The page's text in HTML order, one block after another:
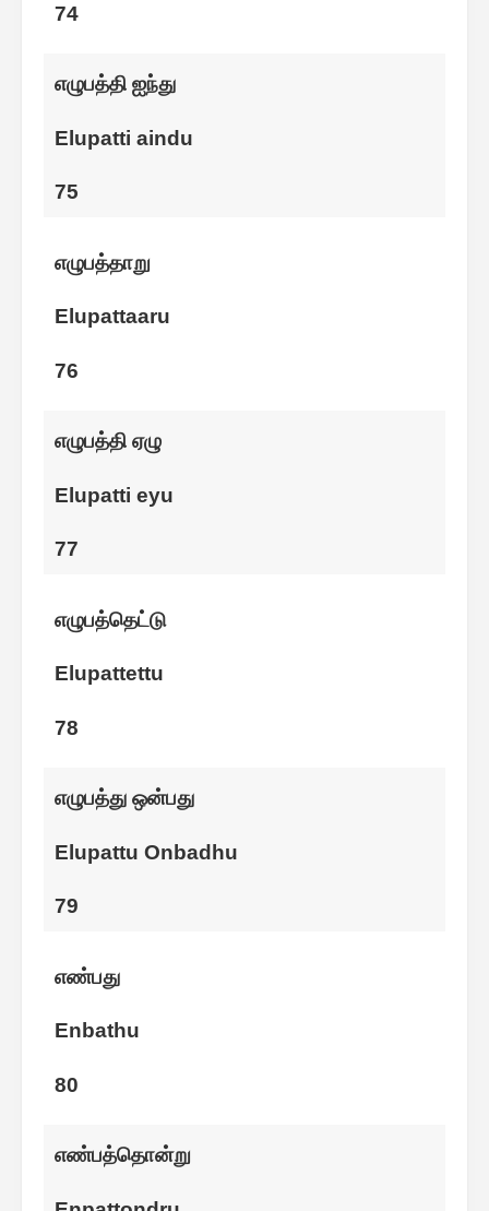
74
எழுபத்தி ஐந்து
Elupatti aindu
75
எழுபத்தாறு
Elupattaaru
76
எழுபத்தி ஏழு
Elupatti eyu
77
எழுபத்தெட்டு
Elupattettu
78
எழுபத்து ஒன்பது
Elupattu Onbadhu
79
எண்பது
Enbathu
80
எண்பத்தொன்று